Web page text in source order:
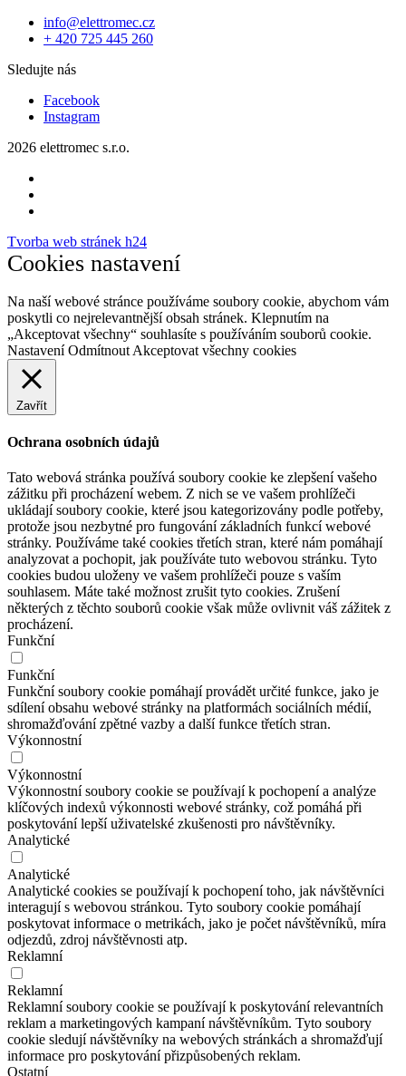
info@elettromec.cz
+ 420 725 445 260
Sledujte nás
Facebook
Instagram
2026 elettromec s.r.o.
Tvorba web stránek h24
Cookies nastavení
Na naší webové stránce používáme soubory cookie, abychom vám
poskytli co nejrelevantnější obsah stránek. Klepnutím na
„Akceptovat všechny“ souhlasíte s používáním souborů cookie.
Nastavení Odmítnout Akceptovat všechny cookies
Zavřít
Ochrana osobních údajů
Tato webová stránka používá soubory cookie ke zlepšení vašeho
zážitku při procházení webem. Z nich se ve vašem prohlížeči
ukládají soubory cookie, které jsou kategorizovány podle potřeby,
protože jsou nezbytné pro fungování základních funkcí webové
stránky. Používáme také cookies třetích stran, které nám pomáhají
analyzovat a pochopit, jak používáte tuto webovou stránku. Tyto
cookies budou uloženy ve vašem prohlížeči pouze s vaším
souhlasem. Máte také možnost zrušit tyto cookies. Zrušení
některých z těchto souborů cookie však může ovlivnit váš zážitek z
procházení.
Funkční
Funkční
Funkční soubory cookie pomáhají provádět určité funkce, jako je
sdílení obsahu webové stránky na platformách sociálních médií,
shromažďování zpětné vazby a další funkce třetích stran.
Výkonnostní
Výkonnostní
Výkonnostní soubory cookie se používají k pochopení a analýze
klíčových indexů výkonnosti webové stránky, což pomáhá při
poskytování lepší uživatelské zkušenosti pro návštěvníky.
Analytické
Analytické
Analytické cookies se používají k pochopení toho, jak návštěvníci
interagují s webovou stránkou. Tyto soubory cookie pomáhají
poskytovat informace o metrikách, jako je počet návštěvníků, míra
odjezdů, zdroj návštěvnosti atp.
Reklamní
Reklamní
Reklamní soubory cookie se používají k poskytování relevantních
reklam a marketingových kampaní návštěvníkům. Tyto soubory
cookie sledují návštěvníky na webových stránkách a shromažďují
informace pro poskytování přizpůsobených reklam.
Ostatní